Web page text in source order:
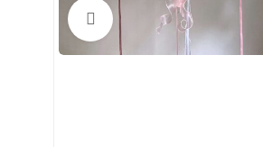
Нажмите, чтобы увеличить